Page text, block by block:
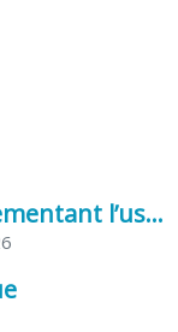
Arrêté préfectoral réglementant l’usage de l’eau